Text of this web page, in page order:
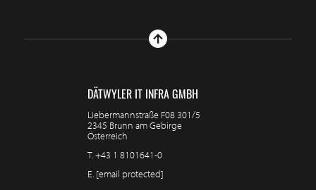
DÄTWYLER IT INFRA GMBH
Liebermannstraße F08 301/5
2345 Brunn am Gebirge
Österreich
T.+43 1 8101641-0
E. [email protected]